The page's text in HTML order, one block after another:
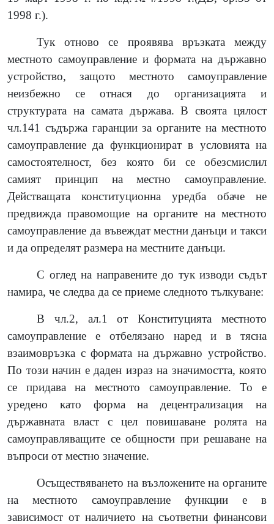
1998 г.).
Тук отново се проявява връзката между
местното самоуправление и формата на държавно
устройство, защото местното самоуправление
неизбежно се отнася до организацията и
структурата на самата държава. В своята цялост
чл.141 съдържа гаранции за органите на местното
самоуправление да функционират в условията на
самостоятелност, без която би се обезсмислил
самият принцип на местно самоуправление.
Действащата конституционна уредба обаче не
предвижда правомощие на органите на местното
самоуправление да въвеждат местни данъци и такси
и да определят размера на местните данъци.
С оглед на направените до тук изводи съдът
намира, че следва да се приеме следното тълкуване:
В чл.2, ал.1 от Конституцията местното
самоуправление е отбелязано наред и в тясна
взаимовръзка с формата на държавно устройство.
По този начин е даден израз на значимостта, която
се придава на местното самоуправление. То е
уредено като форма на децентрализация на
държавната власт с цел повишаване ролята на
самоуправляващите се общности при решаване на
въпроси от местно значение.
Осъществяването на възложените на органите
на местното самоуправление функции е в
зависимост от наличието на съответни финансови